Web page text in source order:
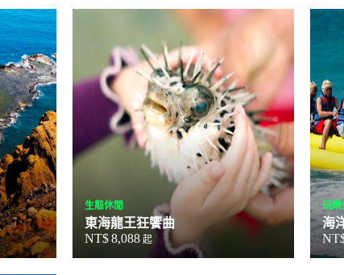
生態休閒
東海龍王狂饗曲
NT$8,088 起
玩樂
海